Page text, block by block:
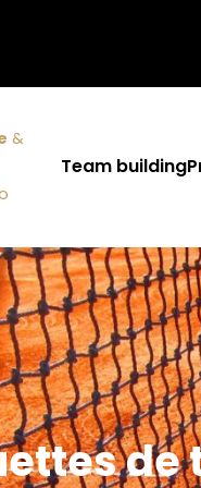
&
Team building